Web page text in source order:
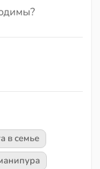
в семье